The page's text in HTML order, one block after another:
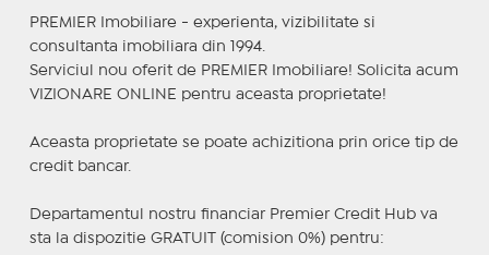
PREMIER Imobiliare - experienta, vizibilitate si
consultanta imobiliara din 1994.
Serviciul nou oferit de PREMIER Imobiliare! Solicita acum
VIZIONARE ONLINE pentru aceasta proprietate!
Aceasta proprietate se poate achizitiona prin orice tip de
credit bancar.
Departamentul nostru financiar Premier Credit Hub va
sta la dispozitie GRATUIT (comision 0%) pentru: